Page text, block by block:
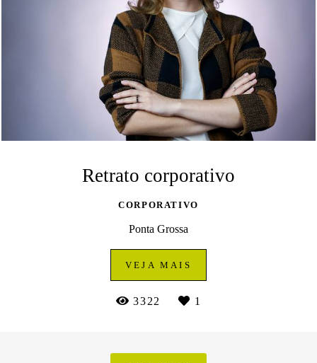
Retrato corporativo
CORPORATIVO
Ponta Grossa
VEJA MAIS
3322 1